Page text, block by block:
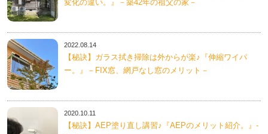
変化の違い。』－築42年の祖父の家－
2022.08.14
【秘訣】ガラス拭き掃除は外からが楽♪『伸縮ワイパ
ー。』－FIX窓、網戸なし窓のメリット－
2020.10.11
【秘訣】AEP塗り直し講習♪『AEPのメリット紹介。』-